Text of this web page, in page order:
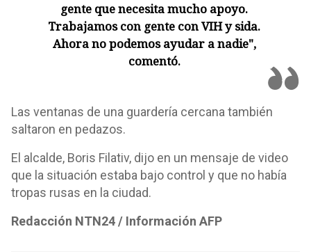
gente que necesita mucho apoyo.
Trabajamos con gente con VIH y sida.
Ahora no podemos ayudar a nadie",
comentó.
Las ventanas de una guardería cercana también
saltaron en pedazos.
El alcalde, Boris Filativ, dijo en un mensaje de video
que la situación estaba bajo control y que no había
tropas rusas en la ciudad.
Redacción NTN24 / Información AFP